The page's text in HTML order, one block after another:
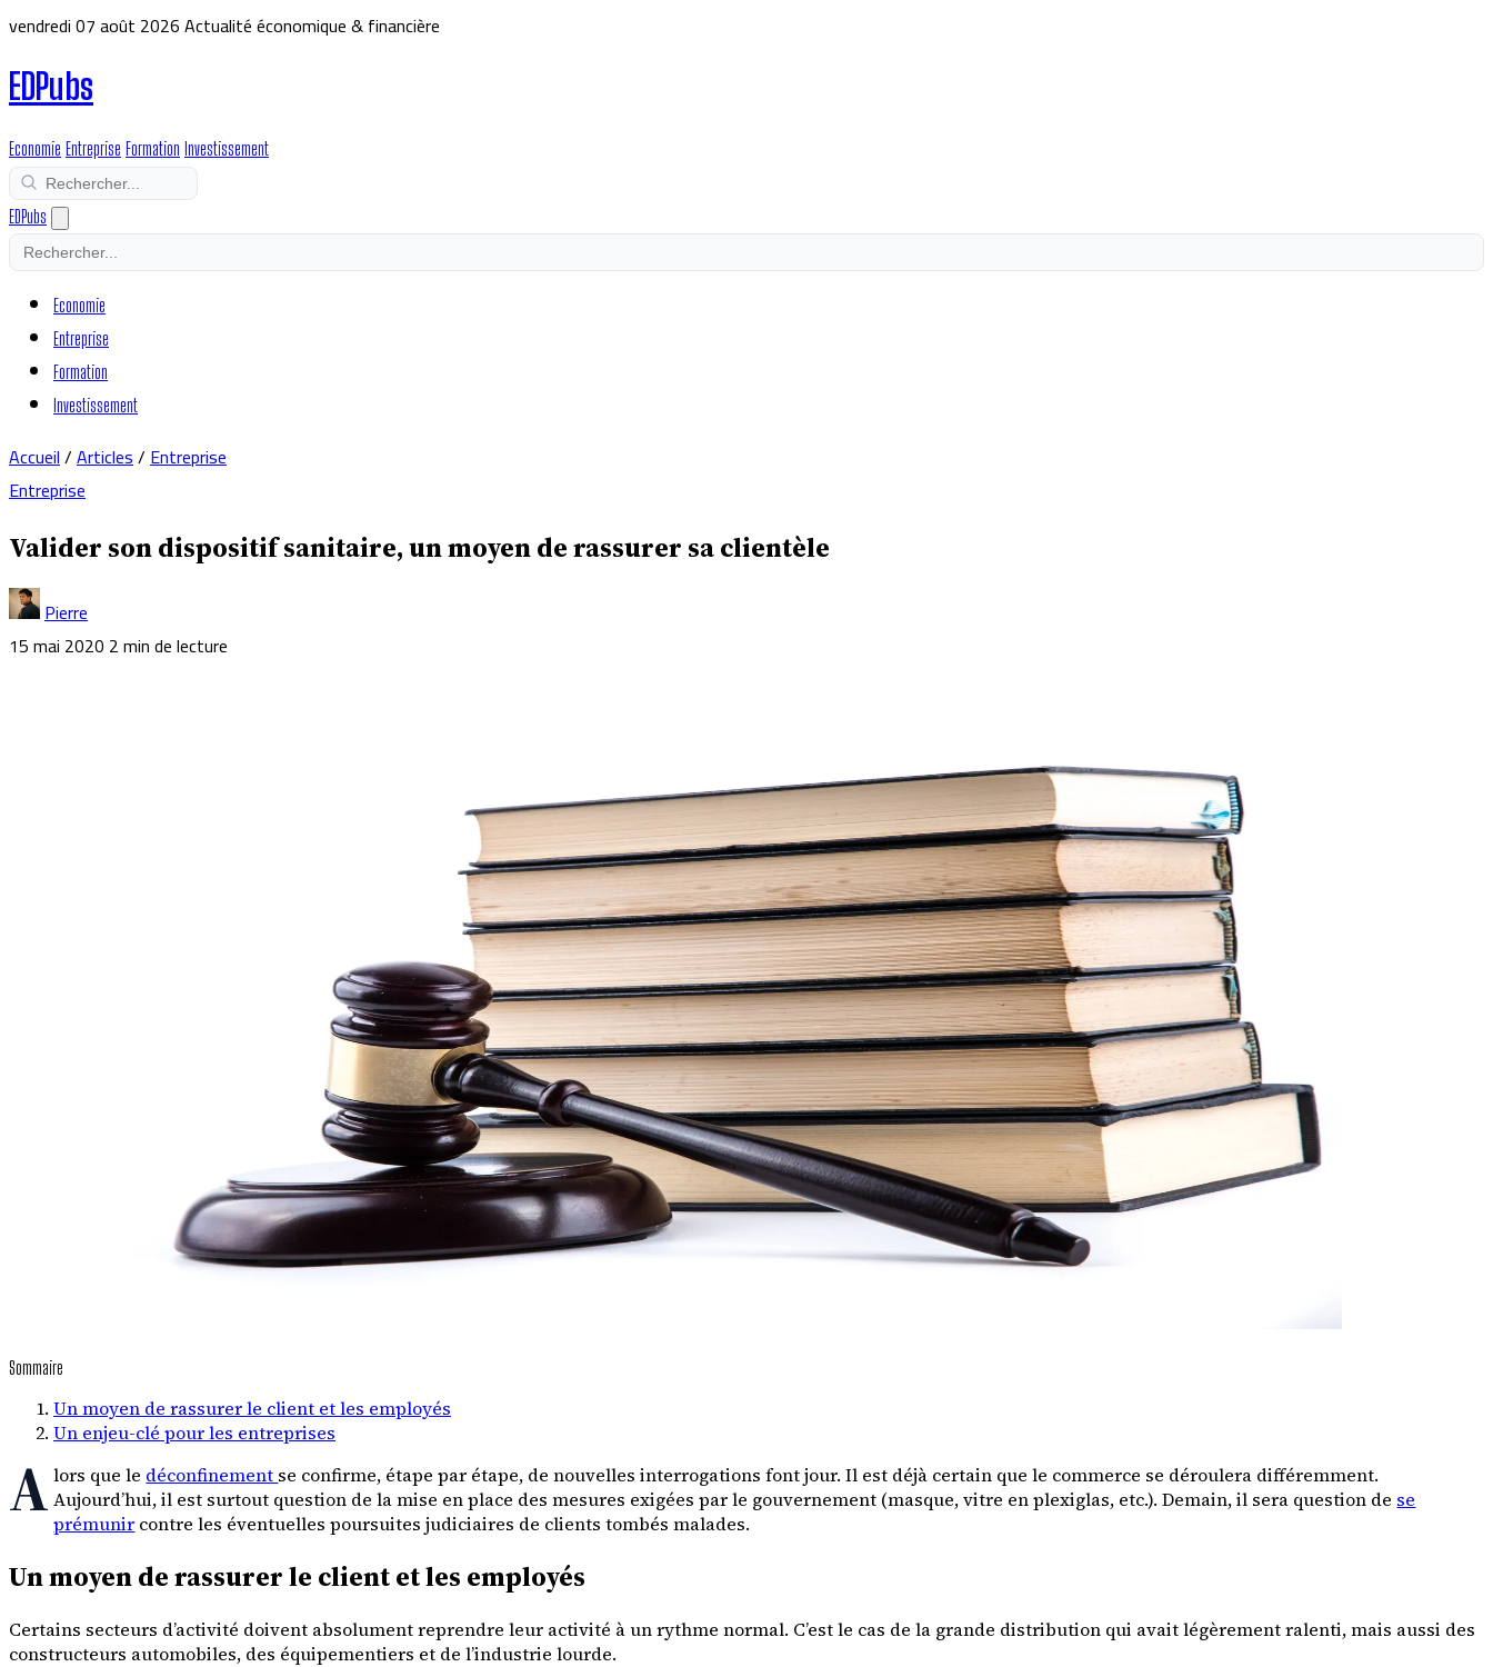
vendredi 07 août 2026Actualité économique & financière
EDPubs
Economie Entreprise Formation Investissement
EDPubs
Economie
Entreprise
Formation
Investissement
Accueil/Articles/Entreprise
Entreprise
Valider son dispositif sanitaire, un moyen de rassurer sa clientèle
Pierre
15 mai 2020 2 min de lecture
Sommaire
Un moyen de rassurer le client et les employés
Un enjeu-clé pour les entreprises
A lors que le déconfinement se confirme, étape par étape, de nouvelles interrogations font jour. Il est déjà certain que le commerce se déroulera différemment.
Aujourd’hui, il est surtout question de la mise en place des mesures exigées par le gouvernement (masque, vitre en plexiglas, etc.). Demain, il sera question de se
prémunir contre les éventuelles poursuites judiciaires de clients tombés malades.
Un moyen de rassurer le client et les employés
Certains secteurs d’activité doivent absolument reprendre leur activité à un rythme normal. C’est le cas de la grande distribution qui avait légèrement ralenti, mais aussi des
constructeurs automobiles, des équipementiers et de l’industrie lourde.